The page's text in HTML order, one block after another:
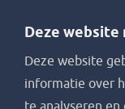
Deze website
Deze website
informatie over